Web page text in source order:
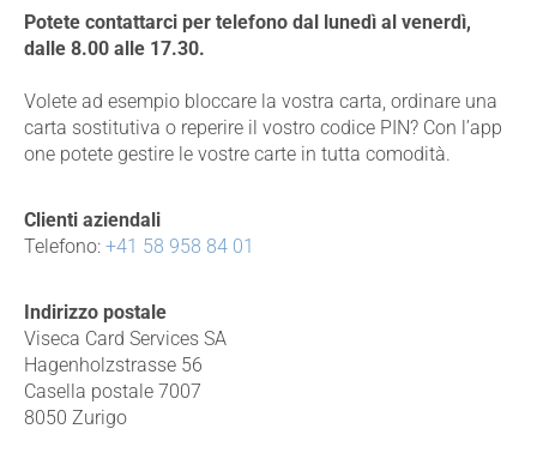
Potete contattarci per telefono dal lunedì al venerdì,
dalle 8.00 alle 17.30.
Volete ad esempio bloccare la vostra carta, ordinare una
carta sostitutiva o reperire il vostro codice PIN? Con l’app
one potete gestire le vostre carte in tutta comodità.
Clienti aziendali
Telefono: +41 58 958 84 01
Indirizzo postale
Viseca Card Services SA
Hagenholzstrasse 56
Casella postale 7007
8050 Zurigo